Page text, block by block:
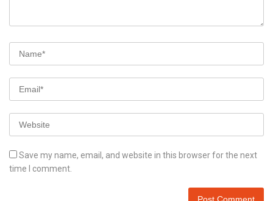
Save my name, email, and website in this browser for the next
time I comment.